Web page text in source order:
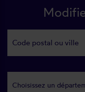
Choisissez un